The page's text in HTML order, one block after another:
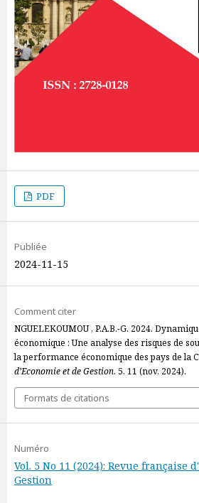
PDF
Publiée
2024-11-15
Comment citer
NGUELEKOUMOU , P.A.B.-G. 2024.
économique : Une analyse des risques de
la performance économique des pays de la
d’Economie et de Gestion. 5, 11 (nov. 2024).
Formats de citations
Numéro
Vol. 5 No 11 (2024): Revue française
Gestion